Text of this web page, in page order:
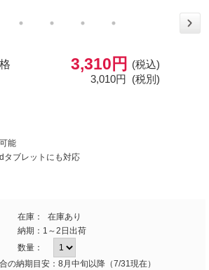
3,310円
(税込)
3,010円 (税別)
能
タブレットにも対応
在庫：
在庫あり
納期： 1～2日出荷
数量：
の納期目安：8月中旬以降（7/31現在）